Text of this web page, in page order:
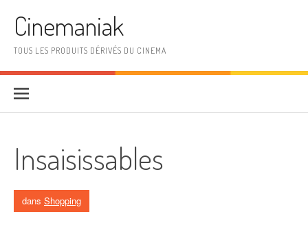
Cinemaniak
TOUS LES PRODUITS DÉRIVÉS DU CINEMA
Insaisissables
dans Shopping